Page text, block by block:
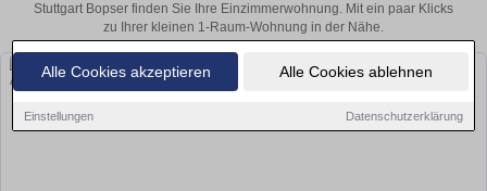
Alle Cookies akzeptieren Alle Cookies ablehnen
Einstellungen Datenschutzerklärung
Stuttgart Bopser finden Sie Ihre Einzimmerwohnung. Mit ein paar Klicks
zu Ihrer kleinen 1-Raum-Wohnung in der Nähe.